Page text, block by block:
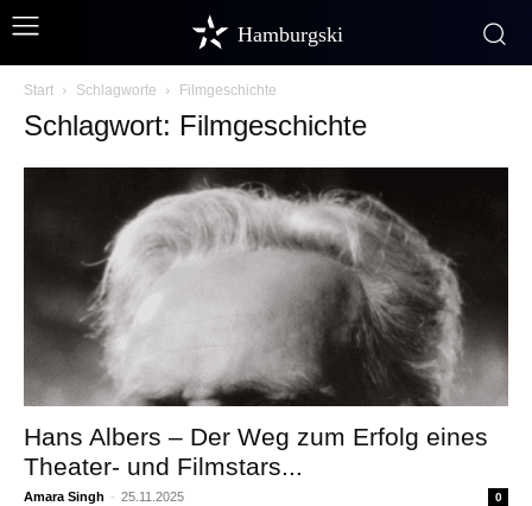
Hamburgski
Start Schlagworte Filmgeschichte
Schlagwort: Filmgeschichte
Hans Albers – Der Weg zum Erfolg eines
Theater- und Filmstars...
Amara Singh - 25.11.2025 0